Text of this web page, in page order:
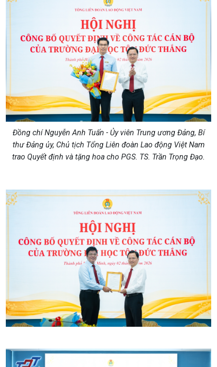
Đồng chí Nguyễn Anh Tuấn - Ủy viên Trung ương Đảng, Bí
thư Đảng ủy, Chủ tịch Tổng Liên đoàn Lao động Việt Nam
trao Quyết định và tặng hoa cho PGS. TS. Trần Trọng Đạo.